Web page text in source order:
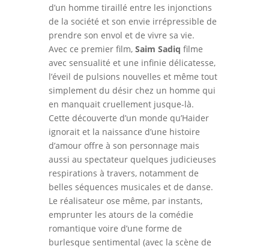
d’un homme tiraillé entre les injonctions
de la société et son envie irrépressible de
prendre son envol et de vivre sa vie.
Avec ce premier film, Saim Sadiq filme
avec sensualité et une infinie délicatesse,
l’éveil de pulsions nouvelles et même tout
simplement du désir chez un homme qui
en manquait cruellement jusque-là.
Cette découverte d’un monde qu’Haider
ignorait et la naissance d’une histoire
d’amour offre à son personnage mais
aussi au spectateur quelques judicieuses
respirations à travers, notamment de
belles séquences musicales et de danse.
Le réalisateur ose même, par instants,
emprunter les atours de la comédie
romantique voire d’une forme de
burlesque sentimental (avec la scène de